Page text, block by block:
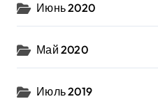
Июнь 2020
Май 2020
Июль 2019